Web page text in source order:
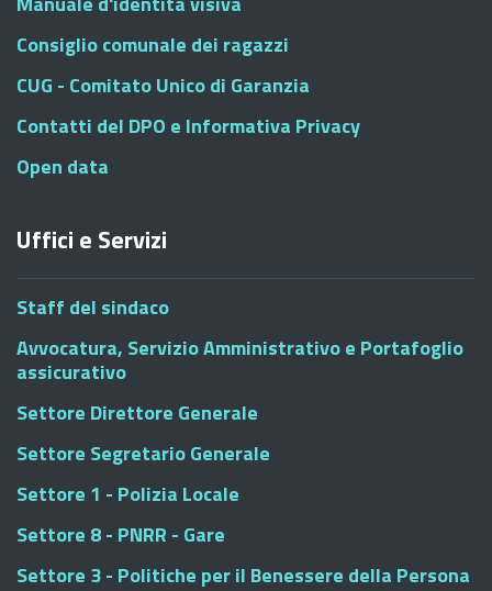
Consiglio comunale dei ragazzi
CUG - Comitato Unico di Garanzia
Contatti del DPO e Informativa Privacy
Open data
Uffici e Servizi
Staff del sindaco
Avvocatura, Servizio Amministrativo e Portafoglio
assicurativo
Settore Direttore Generale
Settore Segretario Generale
Settore 1 - Polizia Locale
Settore 8 - PNRR - Gare
Settore 3 - Politiche per il Benessere della Persona